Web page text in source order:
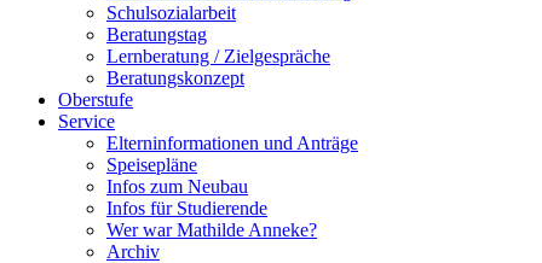
Schulsozialarbeit
Beratungstag
Lernberatung / Zielgespräche
Beratungskonzept
Oberstufe
Service
Elterninformationen und Anträge
Speisepläne
Infos zum Neubau
Infos für Studierende
Wer war Mathilde Anneke?
Archiv